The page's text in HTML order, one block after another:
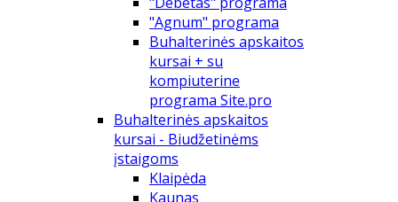
"Agnum" programa
Buhalterinės apskaitos
kursai + su
kompiuterine
programa Site.pro
Buhalterinės apskaitos
kursai - Biudžetinėms
įstaigoms
Klaipėda
Kaunas